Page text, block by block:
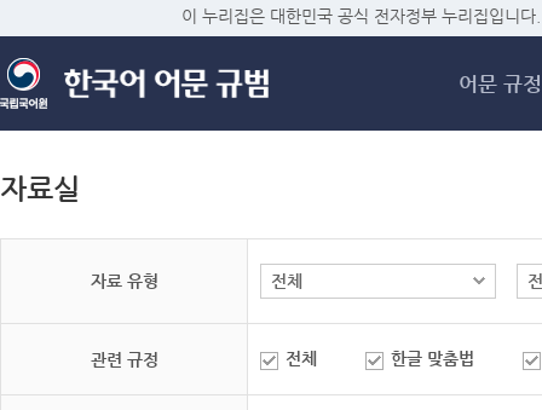
메
이 누리집은 대한민국 공식 전자정부 누리집입니다.
어문 규정
자료실
자료 유형
관련 규정 전체 한글 맞춤법